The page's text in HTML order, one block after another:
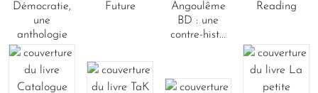
Démocratie,
une
anthologie
Future
Angoulême
BD : une
contre-hist...
Reading